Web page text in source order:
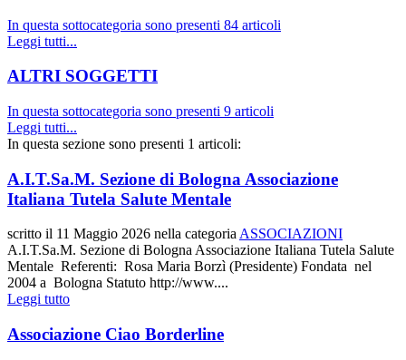
In questa sottocategoria sono presenti 84 articoli
Leggi tutti...
ALTRI SOGGETTI
In questa sottocategoria sono presenti 9 articoli
Leggi tutti...
In questa sezione sono presenti 1 articoli:
A.I.T.Sa.M. Sezione di Bologna Associazione
Italiana Tutela Salute Mentale
scritto il 11 Maggio 2026 nella categoriaASSOCIAZIONI
A.I.T.Sa.M. Sezione di Bologna Associazione Italiana Tutela Salute
Mentale Referenti: Rosa Maria Borzì (Presidente) Fondata nel
2004 a Bologna Statuto http://www....
Leggi tutto
Associazione Ciao Borderline